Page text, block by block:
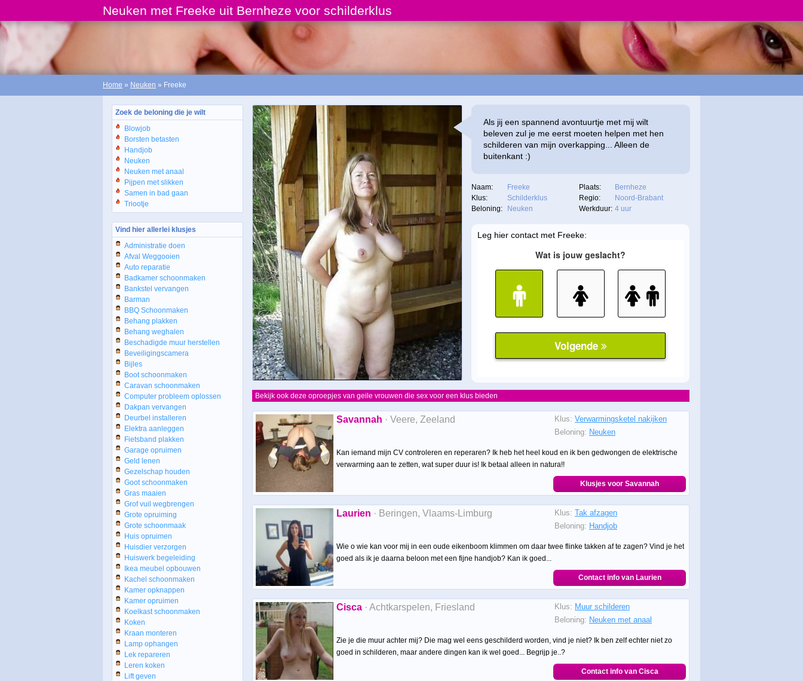
Neuken met Freeke uit Bernheze voor schilderklus
Home » Neuken » Freeke
Zoek de beloning die je wilt
Blowjob
Borsten betasten
Handjob
Neuken
Neuken met anaal
Pijpen met slikken
Samen in bad gaan
Triootje
Vind hier allerlei klusjes
Administratie doen
Afval Weggooien
Auto reparatie
Badkamer schoonmaken
Bankstel vervangen
Barman
BBQ Schoonmaken
Behang plakken
Behang weghalen
Beschadigde muur herstellen
Beveiligingscamera
Bijles
Boot schoonmaken
Caravan schoonmaken
Computer probleem oplossen
Dakpan vervangen
Deurbel installeren
Elektra aanleggen
Fietsband plakken
Garage opruimen
Geld lenen
Gezelschap houden
Goot schoonmaken
Gras maaien
Grof vuil wegbrengen
Grote opruiming
Grote schoonmaak
Huis opruimen
Huisdier verzorgen
Huiswerk begeleiding
Ikea meubel opbouwen
Kachel schoonmaken
Kamer opknappen
Kamer opruimen
Koelkast schoonmaken
Koken
Kraan monteren
Lamp ophangen
Lek repareren
Leren koken
Lift geven
Als jij een spannend avontuurtje met mij wilt
beleven zul je me eerst moeten helpen met hen
schilderen van mijn overkapping... Alleen de
buitenkant :)
Naam: Freeke Plaats:
Bernheze
Klus:
Schilderklus Regio:
Noord-Brabant
Beloning:
Neuken Werkduur: 4 uur
Leg hier contact met Freeke:
Bekijk ook deze oproepjes van geile vrouwen die sex voor een klus bieden
Savannah · Veere, Zeeland Klus: Verwarmingsketel nakijken
Beloning: Neuken
Kan iemand mijn CV controleren en reperaren? Ik heb het heel koud en ik ben gedwongen de elektrische
verwarming aan te zetten, wat super duur is! Ik betaal alleen in natura!!
Klusjes voor Savannah
Laurien · Beringen, Vlaams-Limburg Klus: Tak afzagen
Beloning: Handjob
Wie o wie kan voor mij in een oude eikenboom klimmen om daar twee flinke takken af te zagen? Vind je het
goed als ik je daarna beloon met een fijne handjob? Kan ik goed...
Contact info van Laurien
Cisca · Achtkarspelen, Friesland Klus: Muur schilderen
Beloning: Neuken met anaal
Zie je die muur achter mij? Die mag wel eens geschilderd worden, vind je niet? Ik ben zelf echter niet zo
goed in schilderen, maar andere dingen kan ik wel goed... Begrijp je..?
Contact info van Cisca